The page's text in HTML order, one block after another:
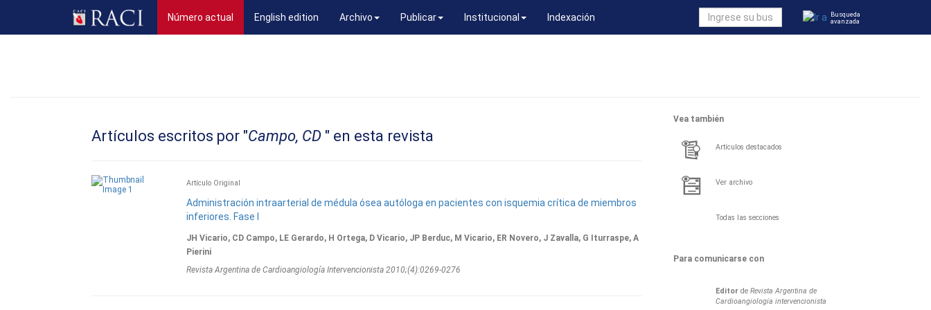
Número actual (current)English edition Archivo Publicar Institucional Indexación
Busqueda
avanzada
Artículos escritos por "Campo, CD " en esta revista
Artículo Original
Administración intraarterial de médula ósea autóloga en pacientes con isquemia crítica de miembros
inferiores. Fase I
JH Vicario, CD Campo, LE Gerardo, H Ortega, D Vicario, JP Berduc, M Vicario, ER Novero, J Zavalla, G Iturraspe, A
Pierini
Revista Argentina de Cardioangiologí­a Intervencionista 2010;(4):0269-0276
Vea también
Artículos destacados
Ver archivo
Todas las secciones
Para comunicarse con
Editor de Revista Argentina de
Cardioangiología intervencionista